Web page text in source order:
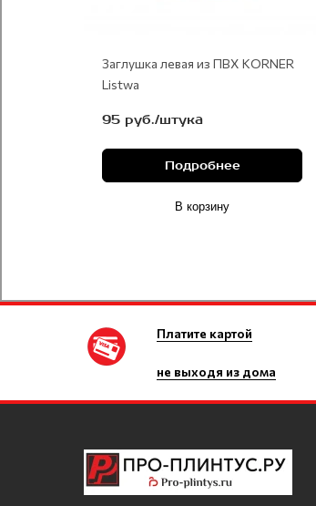
Заглушка левая из ПВХ KORNER
Listwa
95 руб./штука
Подробнее
В корзину
Платите картой
не выходя из дома